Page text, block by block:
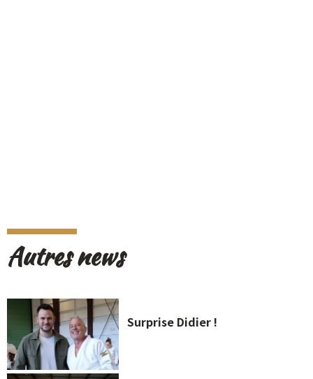
Autres news
Surprise Didier !